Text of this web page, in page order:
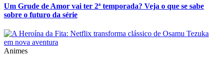
Um Grude de Amor vai ter 2ª temporada? Veja o que se sabe
sobre o futuro da série
Animes